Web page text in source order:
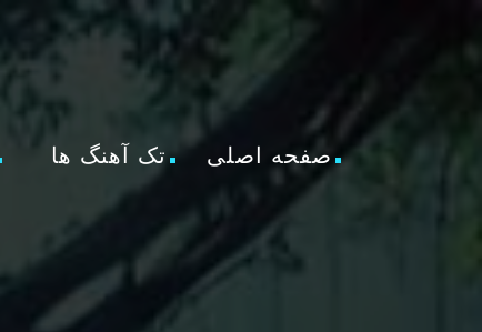
صفحه اصلی تک آهنگ ها